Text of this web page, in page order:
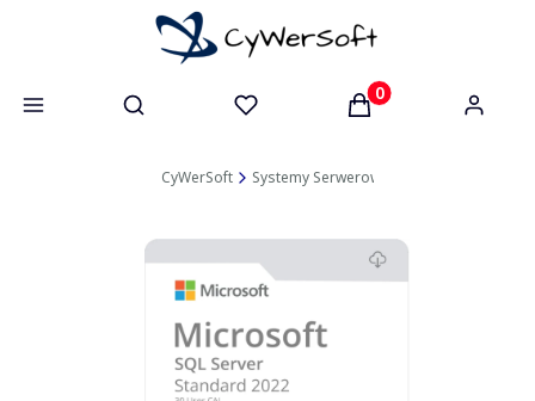
Otwórz wyszukiwarkę Produkty w
CyWerSoft Systemy Serwerowe